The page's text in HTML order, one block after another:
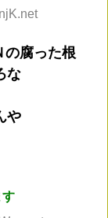
の腐った根
な
や
す